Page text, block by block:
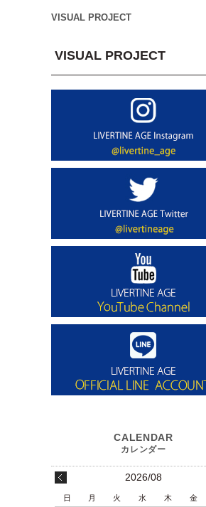
VISUAL PROJECT
VISUAL PROJECT
2026/08
日 月 火 水 木 金